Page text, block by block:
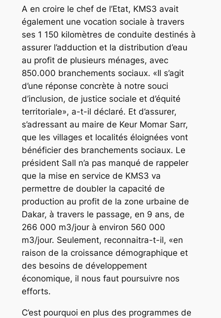
A en croire le chef de l’Etat, KMS3 avait
également une vocation sociale à travers
ses 1 150 kilomètres de conduite destinés à
assurer l’adduction et la distribution d’eau
au profit de plusieurs ménages, avec
850.000 branchements sociaux. «Il s’agit
d’une réponse concrète à notre souci
d’inclusion, de justice sociale et d’équité
territoriale», a-t-il déclaré. Et d’assurer,
s’adressant au maire de Keur Momar Sarr,
que les villages et localités éloignées vont
bénéficier des branchements sociaux. Le
président Sall n’a pas manqué de rappeler
que la mise en service de KMS3 va
permettre de doubler la capacité de
production au profit de la zone urbaine de
Dakar, à travers le passage, en 9 ans, de
266 000 m3/jour à environ 560 000
m3/jour. Seulement, reconnaitra-t-il, «en
raison de la croissance démographique et
des besoins de développement
économique, il nous faut poursuivre nos
efforts.
C’est pourquoi en plus des programmes de